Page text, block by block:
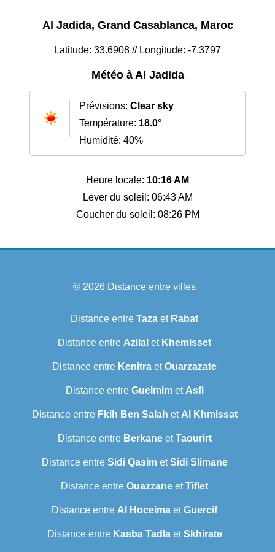
Al Jadida, Grand Casablanca, Maroc
Latitude: 33.6908 // Longitude: -7.3797
Météo à Al Jadida
Prévisions: Clear sky
Température: 18.0°
Humidité: 40%
Heure locale: 10:16 AM
Lever du soleil: 06:43 AM
Coucher du soleil: 08:26 PM
© 2026 Distance entre villes
Distance entre Taza et Rabat
Distance entre Azilal et Khemisset
Distance entre Kenitra etOuarzazate
Distance entre Guelmimet Asfi
Distance entre Fkih Ben Salah et Al Khmissat
Distance entre BerkaneetTaourirt
Distance entre Sidi QasimetSidi Slimane
Distance entre Ouazzane etTiflet
Distance entre Al Hoceima etGuercif
Distance entre Kasba TadlaetSkhirate